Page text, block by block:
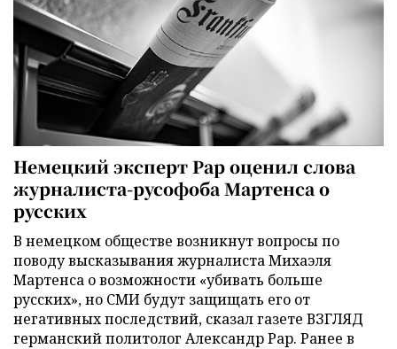
Немецкий эксперт Рар оценил слова
журналиста-русофоба Мартенса о
русских
В немецком обществе возникнут вопросы по
поводу высказывания журналиста Михаэля
Мартенса о возможности «убивать больше
русских», но СМИ будут защищать его от
негативных последствий, сказал газете ВЗГЛЯД
германский политолог Александр Рар. Ранее в